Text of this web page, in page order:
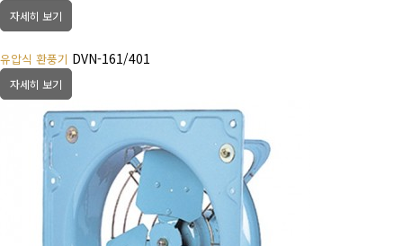
자세히 보기
유압식 환풍기 DVN-161/401
자세히 보기